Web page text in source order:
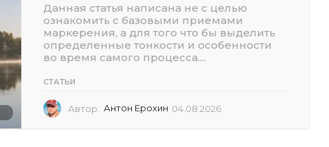
7
Данная статья написана не с целью
ознакомить с базовыми приемами
маркерения, а для того что бы выделить
определенные тонкости и особенности
во время самого процесса....
СТАТЬИ
Автор: Антон Ерохин 04.08.2026